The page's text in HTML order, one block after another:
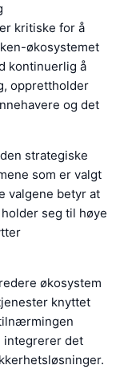
kritiske for å
økosystemet
kontinuerlig å
opprettholder
og det
strategiske
som er valgt
valgene betyr at
seg til høye
økosystem
knyttet
integrerer det